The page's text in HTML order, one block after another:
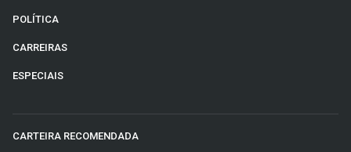
POLÍTICA
CARREIRAS
ESPECIAIS
CARTEIRA RECOMENDADA